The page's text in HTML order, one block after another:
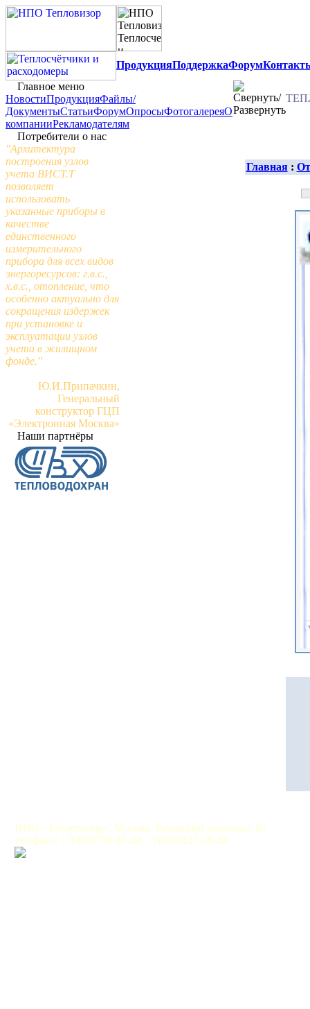
ПродукцияПоддержкаФорум
Главное меню
НовостиПродукцияФайлы/
ДокументыСтатьиФорумОпросыФотогалереяО
компанииРекламодателям
Потребители о нас
"Архитектура
построения узлов
учета ВИСТ.Т
позволяет
использовать
указанные приборы в
качестве
единственного
измерительного
прибора для всех видов
энергоресурсов: г.в.с.,
х.в.с., отопление, что
особенно актуально для
сокращения издержек
при установке и
эксплуатации узлов
учета в жилищном
фонде."
Ю.И.Припачкин,
Генеральный
конструктор ГЦП
«Электронная Москва»
Наши партнёры
Главная:
НПО «Тепловизор», Москва, Рязанский проспект, 8а
тел/факс: +7(495)730-47-44, +7(495)127-28-44